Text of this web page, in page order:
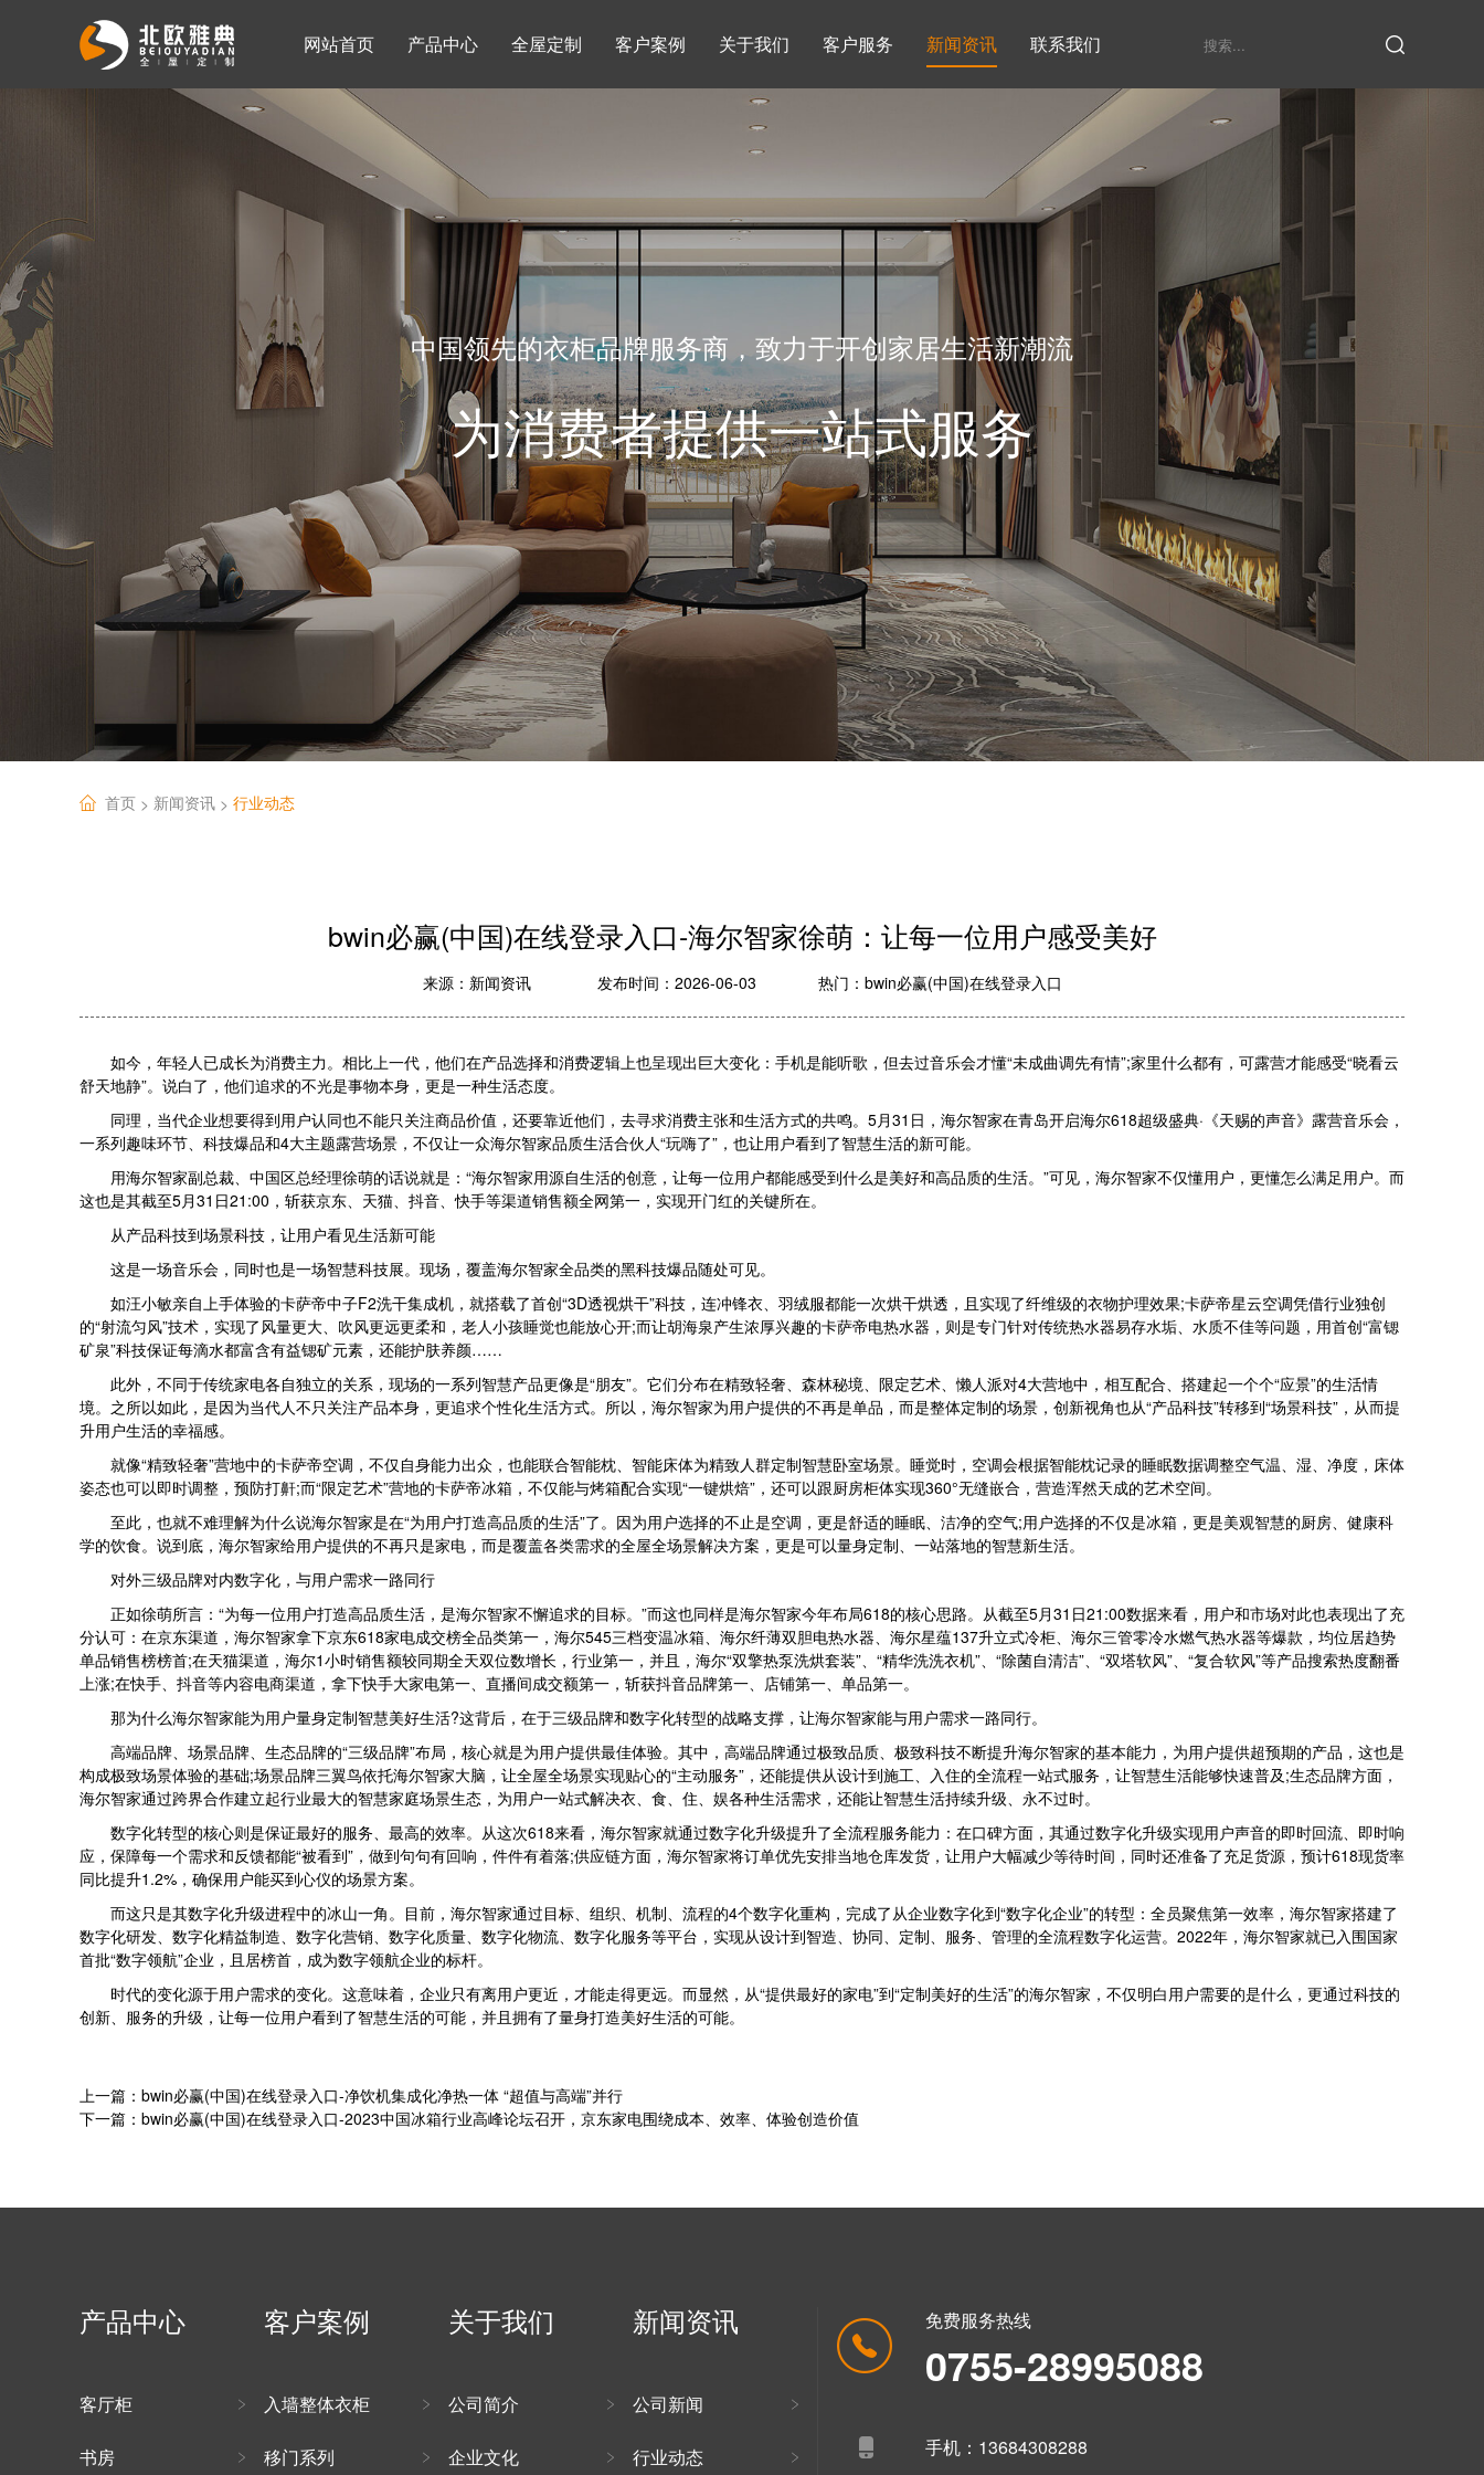
网站首页 产品中心
衣帽间
全屋定制 客户案例
书柜系列 酒柜系列 鞋柜系列 衣柜系列
关于我们
发展历程
客户服务 新闻资讯
家具定制厂家
联系我们
中国领先的衣柜品牌服务商，致力于开创家居生活新潮流
为消费者提供一站式服务
首页 > 新闻资讯 > 行业动态
bwin必赢(中国)在线登录入口-海尔智家徐萌：让每一位用户感受美好
来源： 新闻资讯 发布时间：2026-06-03 热门： bwin必赢(中国)在线登录入口
如今，年轻人已成长为消费主力。相比上一代，他们在产品选择和消费逻辑上也呈现出巨大变化：手机是能听歌，但去过音乐会才懂“未成曲调先有情”;家里什么都有，可露营才能感受“晓看云
舒天地静”。说白了，他们追求的不光是事物本身，更是一种生活态度。
同理，当代企业想要得到用户认同也不能只关注商品价值，还要靠近他们，去寻求消费主张和生活方式的共鸣。5月31日，海尔智家在青岛开启海尔618超级盛典·《天赐的声音》露营音乐会，
一系列趣味环节、科技爆品和4大主题露营场景，不仅让一众海尔智家品质生活合伙人“玩嗨了”，也让用户看到了智慧生活的新可能。
用海尔智家副总裁、中国区总经理徐萌的话说就是：“海尔智家用源自生活的创意，让每一位用户都能感受到什么是美好和高品质的生活。”可见，海尔智家不仅懂用户，更懂怎么满足用户。而
这也是其截至5月31日21:00，斩获京东、天猫、抖音、快手等渠道销售额全网第一，实现开门红的关键所在。
从产品科技到场景科技，让用户看见生活新可能
这是一场音乐会，同时也是一场智慧科技展。现场，覆盖海尔智家全品类的黑科技爆品随处可见。
如汪小敏亲自上手体验的卡萨帝中子F2洗干集成机，就搭载了首创“3D透视烘干”科技，连冲锋衣、羽绒服都能一次烘干烘透，且实现了纤维级的衣物护理效果;卡萨帝星云空调凭借行业独创
的“射流匀风”技术，实现了风量更大、吹风更远更柔和，老人小孩睡觉也能放心开;而让胡海泉产生浓厚兴趣的卡萨帝电热水器，则是专门针对传统热水器易存水垢、水质不佳等问题，用首创“富锶
矿泉”科技保证每滴水都富含有益锶矿元素，还能护肤养颜……
此外，不同于传统家电各自独立的关系，现场的一系列智慧产品更像是“朋友”。它们分布在精致轻奢、森林秘境、限定艺术、懒人派对4大营地中，相互配合、搭建起一个个“应景”的生活情
境。之所以如此，是因为当代人不只关注产品本身，更追求个性化生活方式。所以，海尔智家为用户提供的不再是单品，而是整体定制的场景，创新视角也从“产品科技”转移到“场景科技”，从而提
升用户生活的幸福感。
就像“精致轻奢”营地中的卡萨帝空调，不仅自身能力出众，也能联合智能枕、智能床体为精致人群定制智慧卧室场景。睡觉时，空调会根据智能枕记录的睡眠数据调整空气温、湿、净度，床体
姿态也可以即时调整，预防打鼾;而“限定艺术”营地的卡萨帝冰箱，不仅能与烤箱配合实现“一键烘焙”，还可以跟厨房柜体实现360°无缝嵌合，营造浑然天成的艺术空间。
至此，也就不难理解为什么说海尔智家是在“为用户打造高品质的生活”了。因为用户选择的不止是空调，更是舒适的睡眠、洁净的空气;用户选择的不仅是冰箱，更是美观智慧的厨房、健康科
学的饮食。说到底，海尔智家给用户提供的不再只是家电，而是覆盖各类需求的全屋全场景解决方案，更是可以量身定制、一站落地的智慧新生活。
对外三级品牌对内数字化，与用户需求一路同行
正如徐萌所言：“为每一位用户打造高品质生活，是海尔智家不懈追求的目标。”而这也同样是海尔智家今年布局618的核心思路。从截至5月31日21:00数据来看，用户和市场对此也表现出了充
分认可：在京东渠道，海尔智家拿下京东618家电成交榜全品类第一，海尔545三档变温冰箱、海尔纤薄双胆电热水器、海尔星蕴137升立式冷柜、海尔三管零冷水燃气热水器等爆款，均位居趋势
单品销售榜榜首;在天猫渠道，海尔1小时销售额较同期全天双位数增长，行业第一，并且，海尔“双擎热泵洗烘套装”、“精华洗洗衣机”、“除菌自清洁”、“双塔软风”、“复合软风”等产品搜索热度翻番
上涨;在快手、抖音等内容电商渠道，拿下快手大家电第一、直播间成交额第一，斩获抖音品牌第一、店铺第一、单品第一。
那为什么海尔智家能为用户量身定制智慧美好生活?这背后，在于三级品牌和数字化转型的战略支撑，让海尔智家能与用户需求一路同行。
高端品牌、场景品牌、生态品牌的“三级品牌”布局，核心就是为用户提供最佳体验。其中，高端品牌通过极致品质、极致科技不断提升海尔智家的基本能力，为用户提供超预期的产品，这也是
构成极致场景体验的基础;场景品牌三翼鸟依托海尔智家大脑，让全屋全场景实现贴心的“主动服务”，还能提供从设计到施工、入住的全流程一站式服务，让智慧生活能够快速普及;生态品牌方面，
海尔智家通过跨界合作建立起行业最大的智慧家庭场景生态，为用户一站式解决衣、食、住、娱各种生活需求，还能让智慧生活持续升级、永不过时。
数字化转型的核心则是保证最好的服务、最高的效率。从这次618来看，海尔智家就通过数字化升级提升了全流程服务能力：在口碑方面，其通过数字化升级实现用户声音的即时回流、即时响
应，保障每一个需求和反馈都能“被看到”，做到句句有回响，件件有着落;供应链方面，海尔智家将订单优先安排当地仓库发货，让用户大幅减少等待时间，同时还准备了充足货源，预计618现货率
同比提升1.2%，确保用户能买到心仪的场景方案。
而这只是其数字化升级进程中的冰山一角。目前，海尔智家通过目标、组织、机制、流程的4个数字化重构，完成了从企业数字化到“数字化企业”的转型：全员聚焦第一效率，海尔智家搭建了
数字化研发、数字化精益制造、数字化营销、数字化质量、数字化物流、数字化服务等平台，实现从设计到智造、协同、定制、服务、管理的全流程数字化运营。2022年，海尔智家就已入围国家
首批“数字领航”企业，且居榜首，成为数字领航企业的标杆。
时代的变化源于用户需求的变化。这意味着，企业只有离用户更近，才能走得更远。而显然，从“提供最好的家电”到“定制美好的生活”的海尔智家，不仅明白用户需要的是什么，更通过科技的
创新、服务的升级，让每一位用户看到了智慧生活的可能，并且拥有了量身打造美好生活的可能。
上一篇：bwin必赢(中国)在线登录入口-净饮机集成化净热一体 “超值与高端”并行
下一篇：bwin必赢(中国)在线登录入口-2023中国冰箱行业高峰论坛召开，京东家电围绕成本、效率、体验创造价值
产品中心
客厅柜
书房
客户案例
入墙整体衣柜
移门系列
关于我们
公司简介
企业文化
新闻资讯
公司新闻
行业动态
免费服务热线
0755-28995088
手机：13684308288